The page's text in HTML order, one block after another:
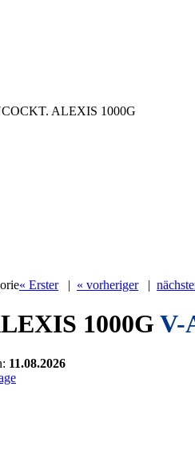
ALEXIS 1000G
« Erster| « vorheriger|
1000G V-
11.08.2026